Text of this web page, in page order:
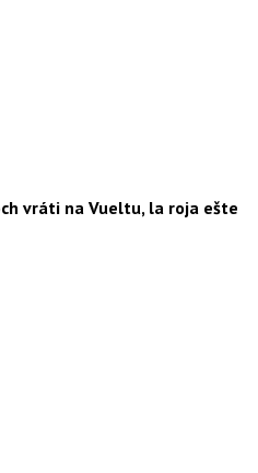
vráti na Vueltu, la roja ešte